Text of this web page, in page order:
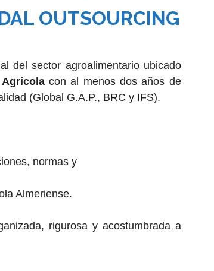
OUTSOURCING
del sector agroalimentario ubicado
con al menos dos años de
(Global G.A.P., BRC y IFS).
normas y
Almeriense.
rigurosa y acostumbrada a